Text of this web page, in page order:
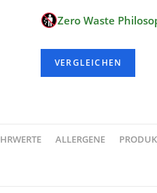
Zero Waste
VERGLEICHEN
ALLERGENE